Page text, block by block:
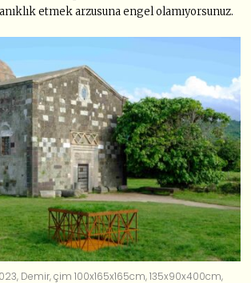
etmek arzusuna engel olamıyorsunuz.
Demir, çim 100x165x165cm, 135x90x400cm,